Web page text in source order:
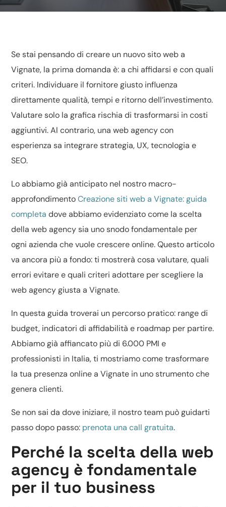
Se stai pensando di creare un nuovo sito web a
Vignate, la prima domanda è: a chi affidarsi e con quali
criteri. Individuare il fornitore giusto influenza
direttamente qualità, tempi e ritorno dell’investimento.
Valutare solo la grafica rischia di trasformarsi in costi
aggiuntivi. Al contrario, una web agency con
esperienza sa integrare strategia, UX, tecnologia e
SEO.
Lo abbiamo già anticipato nel nostro macro-
approfondimentoCreazione siti web a Vignate: guida
completa dove abbiamo evidenziato come la scelta
della web agency sia uno snodo fondamentale per
ogni azienda che vuole crescere online. Questo articolo
va ancora più a fondo: ti mostrerà cosa valutare, quali
errori evitare e quali criteri adottare per scegliere la
web agency giusta a Vignate.
In questa guida troverai un percorso pratico: range di
budget, indicatori di affidabilità e roadmap per partire.
Abbiamo già affiancato più di 6.000 PMI e
professionisti in Italia, ti mostriamo come trasformare
la tua presenza online a Vignate in uno strumento che
genera clienti.
Se non sai da dove iniziare, il nostro team può guidarti
passo dopo passo: prenota una call gratuita.
Perché la scelta della web
agency è fondamentale
per il tuo business